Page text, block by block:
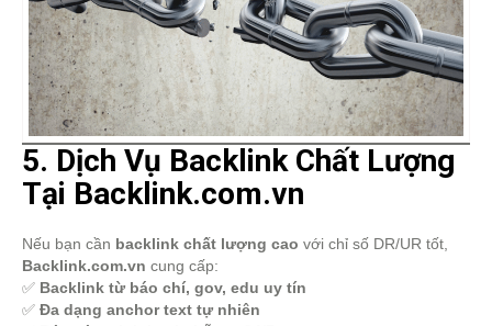
5. Dịch Vụ Backlink Chất Lượng
Tại Backlink.com.vn
Nếu bạn cần backlink chất lượng cao với chỉ số DR/UR tốt,
Backlink.com.vn cung cấp:
✅ Backlink từ báo chí, gov, edu uy tín
✅ Đa dạng anchor text tự nhiên